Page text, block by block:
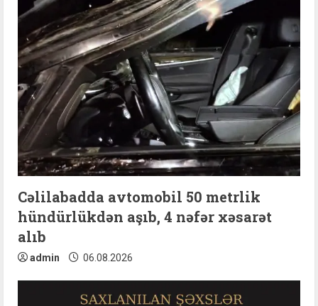
e
R
e
a
d
i
n
g
Cəlilabadda avtomobil 50 metrlik
hündürlükdən aşıb, 4 nəfər xəsarət
alıb
admin 06.08.2026